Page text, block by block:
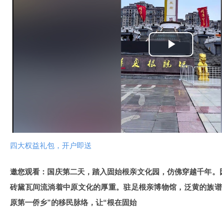
播
放
视
频
四大权益礼包，开户即送
邀您观看：国庆第二天，踏入固始根亲文化园，仿佛穿越千年
砖黛瓦间流淌着中原文化的厚重。驻足根亲博物馆，泛黄的族
原第一侨乡”的移民脉络，让“根在固始